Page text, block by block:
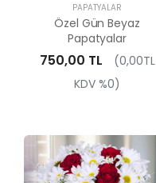
PAPATYALAR
Özel Gün Beyaz
Papatyalar
750,00 TL
(0,00TL
KDV %0)